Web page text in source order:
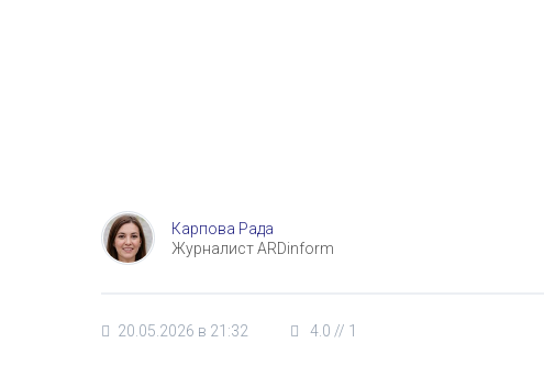
Карпова Рада
Журналист ARDinform
20.05.2026 в 21:32 4.0 // 1